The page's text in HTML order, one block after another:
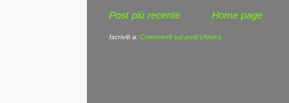
Post più recente Home page
Iscriviti a: Commenti sul post (Atom)